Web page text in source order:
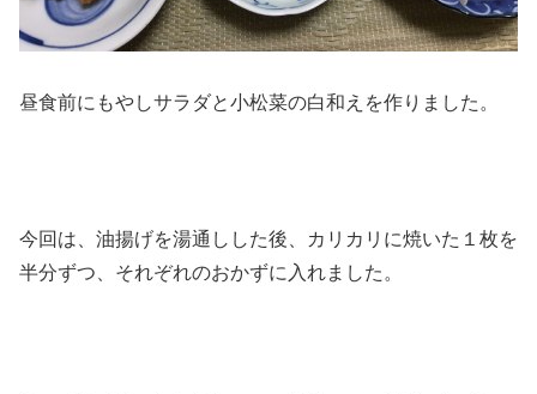
昼食前にもやしサラダと小松菜の白和えを作りました。
今回は、油揚げを湯通しした後、カリカリに焼いた１枚を
半分ずつ、それぞれのおかずに入れました。